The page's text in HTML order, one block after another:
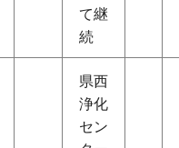
て継
続
県西
浄化
セン